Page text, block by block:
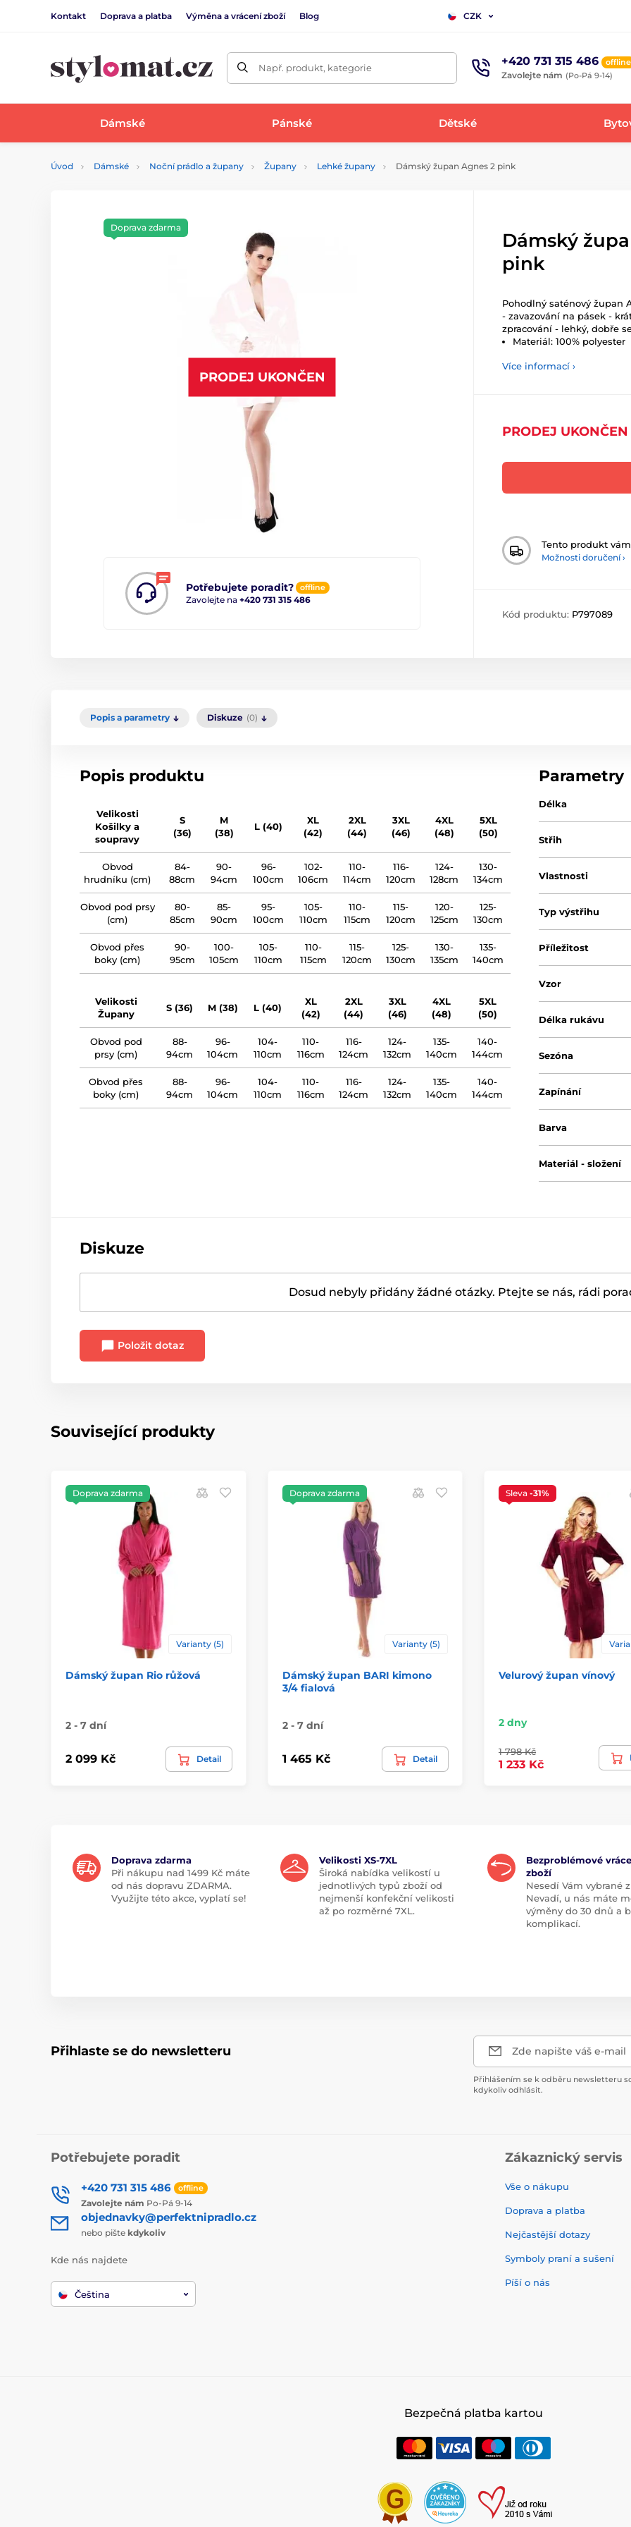
Kontakt Doprava a platba Výměna a vrácení zboží Blog CZK
Např. produkt, kategorie +420 731 315 486 offline
Zavolejte nám (Po-Pá 9-14)
Dámské Pánské Dětské
Úvod Dámské Noční prádlo a župany Župany Lehké župany Dámský župan Agnes 2 pink
PRODEJ UKONČEN
Potřebujete poradit? offline
Zavolejte na +420 731 315 486
Doprava zdarma
Dámský
pink
Pohodlný saténový župan
- zavazování na pásek -
zpracování - lehký, dobře
Materiál: 100% polyester
Více informací ›
PRODEJ UKONČEN
Tento produkt
Možnosti doručení ›
Kód produktu: P797089
Popis a parametry Diskuze (0)
Popis produktu
Velikosti
Košilky a
soupravy
S
(36)
M
(38)
L (40)
XL
(42)
2XL
(44)
3XL
(46)
4XL
(48)
5XL
(50)
Obvod
hrudníku (cm)
84-
88cm
90-
94cm
96-
100cm
102-
106cm
110-
114cm
116-
120cm
124-
128cm
130-
134cm
Obvod pod prsy
(cm)
80-
85cm
85-
90cm
95-
100cm
105-
110cm
110-
115cm
115-
120cm
120-
125cm
125-
130cm
Obvod přes
boky (cm)
90-
95cm
100-
105cm
105-
110cm
110-
115cm
115-
120cm
125-
130cm
130-
135cm
135-
140cm
Velikosti
Župany
S (36) M (38) L (40)
XL
(42)
2XL
(44)
3XL
(46)
4XL
(48)
5XL
(50)
Obvod pod
prsy (cm)
88-
94cm
96-
104cm
104-
110cm
110-
116cm
116-
124cm
124-
132cm
135-
140cm
140-
144cm
Obvod přes
boky (cm)
88-
94cm
96-
104cm
104-
110cm
110-
116cm
116-
124cm
124-
132cm
135-
140cm
140-
144cm
Parametry
Délka
Střih
Vlastnosti
Typ výstřihu
Příležitost
Vzor
Délka rukávu
Sezóna
Zapínání
Barva
Materiál - složení
Diskuze
Dosud nebyly přidány žádné otázky. Ptejte se nás, rádi
Položit dotaz
Související produkty
Doprava zdarma
Varianty (5)
Dámský župan Rio růžová
2 - 7 dní
2 099 Kč Detail
Doprava zdarma
Varianty (5)
Dámský župan BARI kimono
3/4 fialová
2 - 7 dní
1 465 Kč Detail
Sleva -31%
Velurový župan vínový
2 dny
1 798 Kč
1 233 Kč
Doprava zdarma
Při nákupu nad 1499 Kč máte
od nás dopravu ZDARMA.
Využijte této akce, vyplatí se!
Velikosti XS-7XL
Široká nabídka velikostí u
jednotlivých typů zboží od
nejmenší konfekční velikosti
až po rozměrné 7XL.
Bezproblémové
zboží
Nesedí Vám vybrané
Nevadí, u nás máte
výměny do 30 dnů a
komplikací.
Přihlaste se do newsletteru Zde napište váš e-mail
Přihlášením se k odběru newsletteru
kdykoliv odhlásit.
Potřebujete poradit
+420 731 315 486 offline
Zavolejte nám Po-Pá 9-14
objednavky@perfektnipradlo.cz
nebo pište kdykoliv
Kde nás najdete
Čeština
Zákaznický servis
Vše o nákupu
Doprava a platba
Nejčastější dotazy
Symboly praní a sušení
Píší o nás
Bezpečná platba kartou